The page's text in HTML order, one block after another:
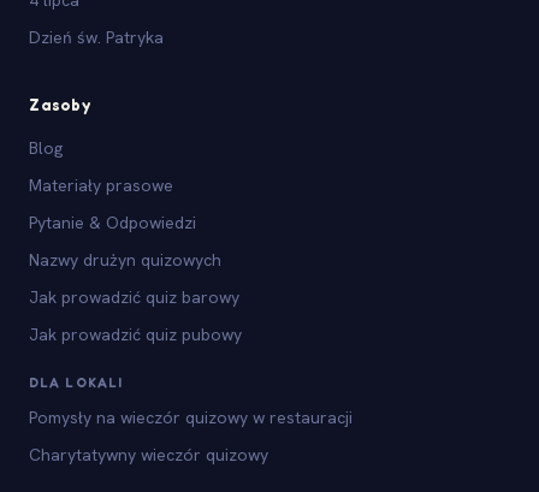
Dzień św. Patryka
Zasoby
Blog
Materiały prasowe
Pytanie & Odpowiedzi
Nazwy drużyn quizowych
Jak prowadzić quiz barowy
Jak prowadzić quiz pubowy
DLA LOKALI
Pomysły na wieczór quizowy w restauracji
Charytatywny wieczór quizowy